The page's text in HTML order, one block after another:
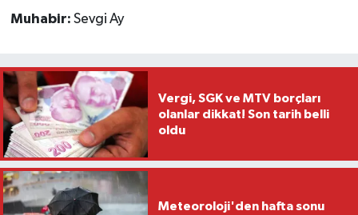
Muhabir: Sevgi Ay
Vergi, SGK ve MTV borçları
olanlar dikkat! Son tarih belli
oldu
Meteoroloji'den hafta sonu